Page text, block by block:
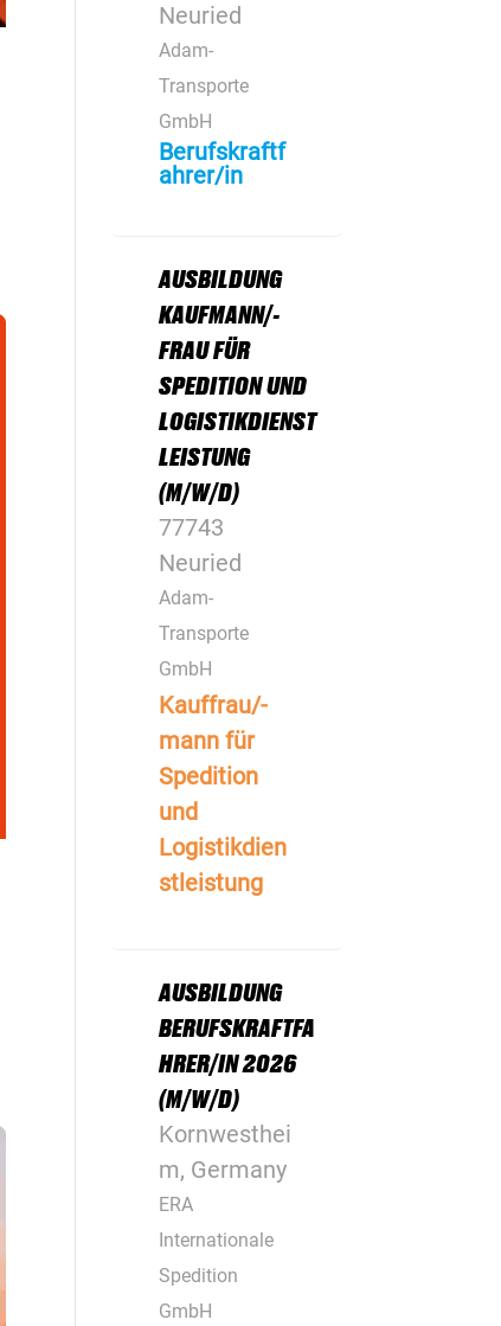
Neuried
Adam-
Transporte
GmbH
Berufskraftf
ahrer/in
AUSBILDUNG
KAUFMANN/-
FRAU FÜR
SPEDITION UND
LOGISTIKDIENST
LEISTUNG
(M/W/D)
77743
Neuried
Adam-
Transporte
GmbH
Kauffrau/-
mann für
Spedition
und
Logistikdien
stleistung
AUSBILDUNG
BERUFSKRAFTFA
HRER/IN 2026
(M/W/D)
Kornwesthei
m, Germany
ERA
Internationale
Spedition
GmbH